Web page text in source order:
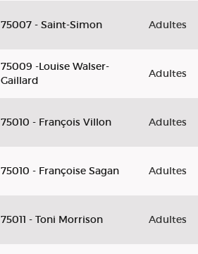
75007 - Saint-Simon Adultes
75009 -Louise Walser-
Gaillard
Adultes
75010 - François Villon Adultes
75010 - Françoise Sagan Adultes
75011 - Toni Morrison Adultes